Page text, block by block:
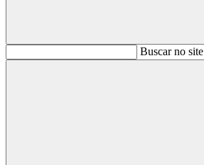
BuscarBuscar no site